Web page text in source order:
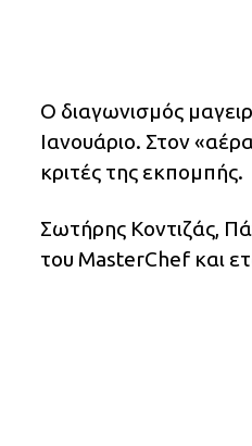
Ο διαγωνισμός
Ιανουάριο. Στον
κριτές της εκπομπής.
Σωτήρης Κοντιζάς,
του MasterChef και